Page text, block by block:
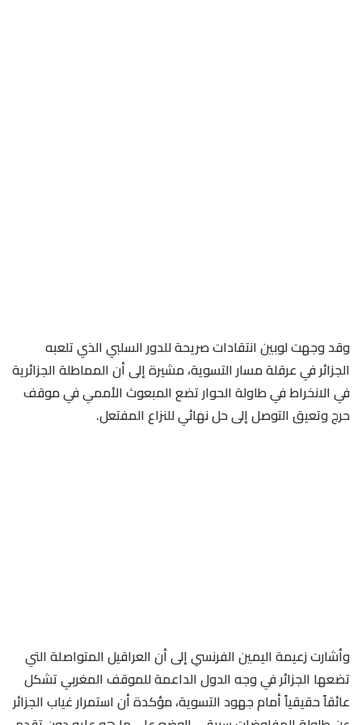
وقد وجهت لوبين انتقادات صريحة للدور السلبي الذي تلعبه
الجزائر في عرقلة مسار التسوية، مشيرة إلى أن المماطلة الجزائرية
في الانخراط في طاولة الحوار تضع المبعوث الأممي في موقف
حرج وتعيق التوصل إلى حل نهائي للنزاع المفتعل.
وأشارت زعيمة اليمين الفرنسي إلى أن العراقيل المتواصلة التي
تضعها الجزائر في وجه الدول الداعمة للموقف المغربي تشكل
عائقاً حقيقياً أمام جهود التسوية، مؤكدة أن استمرار غياب الجزائر